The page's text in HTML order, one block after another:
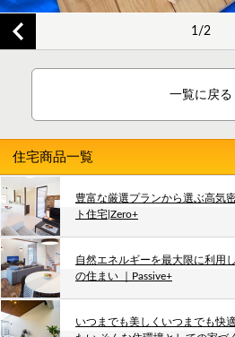
1/2
一覧に戻る
住宅商品一覧
豊富な厳選プランから選ぶ高気
ト住宅|Zero+
自然エネルギーを最大限に利用
の住まい ｜Passive+
いつまでも美しくいつまでも快